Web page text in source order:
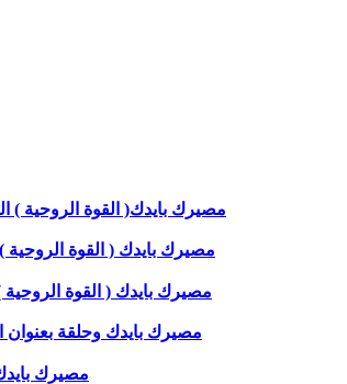
مصيرك بايدك( القوة الروحية ) الجزء
مصيرك بايدك ( القوة الروحية )
مصيرك بايدك ( القوة الروحية )
مصيرك بايدك وحلقة بعنوان
مصيرك بايدك